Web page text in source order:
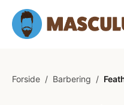
Forside / Barbering /